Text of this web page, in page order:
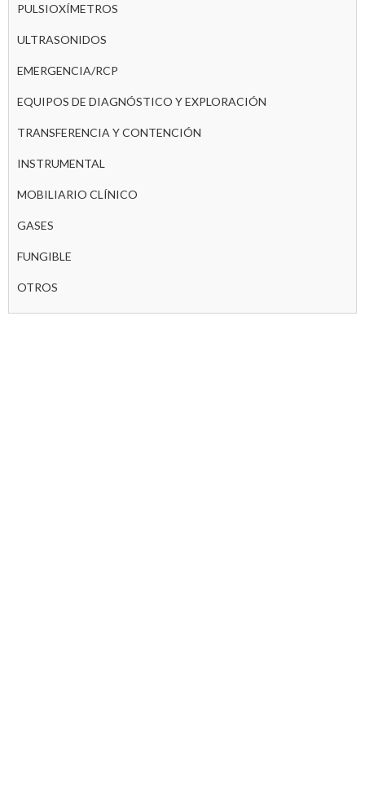
PULSIOXÍMETROS
ULTRASONIDOS
EMERGENCIA/RCP
EQUIPOS DE DIAGNÓSTICO Y EXPLORACIÓN
TRANSFERENCIA Y CONTENCIÓN
INSTRUMENTAL
MOBILIARIO CLÍNICO
GASES
FUNGIBLE
OTROS